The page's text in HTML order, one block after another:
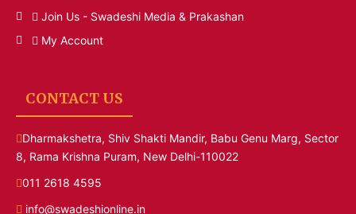
Join Us - Swadeshi Media & Prakashan
My Account
CONTACT US
Dharmakshetra, Shiv Shakti Mandir, Babu Genu Marg, Sector
8, Rama Krishna Puram, New Delhi-110022
011 2618 4595
info@swadeshionline.in